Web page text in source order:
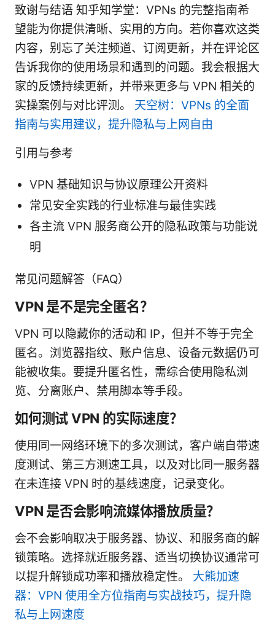
致谢与结语 知乎知学堂：VPNs 的完整指南希
望能为你提供清晰、实用的方向。若你喜欢这类
内容，别忘了关注频道、订阅更新，并在评论区
告诉我你的使用场景和遇到的问题。我会根据大
家的反馈持续更新，并带来更多与 VPN 相关的
实操案例与对比评测。 天空树：VPNs 的全面
指南与实用建议，提升隐私与上网自由
引用与参考
VPN 基础知识与协议原理公开资料
常见安全实践的行业标准与最佳实践
各主流 VPN 服务商公开的隐私政策与功能说
明
常见问题解答（FAQ）
VPN 是不是完全匿名？
VPN 可以隐藏你的活动和 IP，但并不等于完全
匿名。浏览器指纹、账户信息、设备元数据仍可
能被收集。要提升匿名性，需综合使用隐私浏
览、分离账户、禁用脚本等手段。
如何测试 VPN 的实际速度？
使用同一网络环境下的多次测试，客户端自带速
度测试、第三方测速工具，以及对比同一服务器
在未连接 VPN 时的基线速度，记录变化。
VPN 是否会影响流媒体播放质量？
会不会影响取决于服务器、协议、和服务商的解
锁策略。选择就近服务器、适当切换协议通常可
以提升解锁成功率和播放稳定性。 大熊加速
器：VPN 使用全方位指南与实战技巧，提升隐
私与上网速度